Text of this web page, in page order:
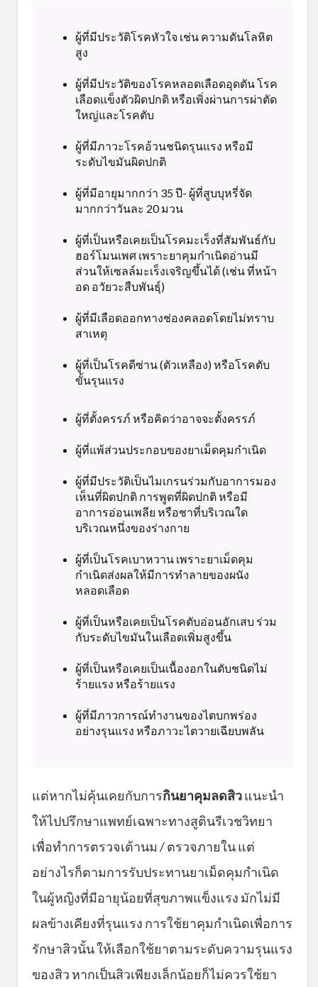
ผู้ที่มีประวัติโรคหัวใจ เช่น ความดันโลหิต
สูง
ผู้ที่มีประวัติของโรคหลอดเลือดอุดตัน โรค
เลือดแข็งตัวผิดปกติ หรือเพิ่งผ่านการผ่าตัด
ใหญ่และโรคตับ
ผู้ที่มีภาวะโรคอ้วนชนิดรุนแรง หรือมี
ระดับไขมันผิดปกติ
ผู้ที่มีอายุมากกว่า 35 ปี- ผู้ที่สูบบุหรี่จัด
มากกว่าวันละ 20 มวน
ผู้ที่เป็นหรือเคยเป็นโรคมะเร็งที่สัมพันธ์กับ
ฮอร์โมนเพศ เพราะยาคุมกำเนิดอ่านมี
ส่วนให้เซลล์มะเร็งเจริญขึ้นได้ (เช่น ที่หน้า
อด อวัยวะสืบพันธุ์)
ผู้ที่มีเลือดออกทางช่องคลอดโดยไม่ทราบ
สาเหตุ
ผู้ที่เป็นโรคดีซ่าน (ตัวเหลือง) หรือโรคตับ
ขั้นรุนแรง
ผู้ที่ตั้งครรภ์ หรือคิดว่าอาจจะตั้งครรภ์
ผู้ที่แพ้ส่วนประกอบของยาเม็ดคุมกำเนิด
ผู้ที่มีประวัติเป็นไมเกรนร่วมกับอาการมอง
เห็นที่ผิดปกติ การพูดที่ผิดปกติ หรือมี
อาการอ่อนเพลีย หรือชาที่บริเวณใด
บริเวณหนึ่งของร่างกาย
ผู้ที่เป็นโรคเบาหวาน เพราะยาเม็ดคุม
กำเนิดส่งผลให้มีการทำลายของผนัง
หลอดเลือด
ผู้ที่เป็นหรือเคยเป็นโรคตับอ่อนอักเสบ ร่วม
กับระดับไขมันในเลือดเพิ่มสูงขึ้น
ผู้ที่เป็นหรือเคยเป็นเนื้องอกในตับชนิดไม่
ร้ายแรง หรือร้ายแรง
ผู้ที่มีภาวการณ์ทำงานของไตบกพร่อง
อย่างรุนแรง หรือภาวะไตวายเฉียบพลัน
แต่หากไม่คุ้นเคยกับการกินยาคุมลดสิวแนะนำ
ให้ไปปรึกษาแพทย์เฉพาะทางสูตินรีเวชวิทยา
เพื่อทำการตรวจเต้านม / ตรวจภายใน แต่
อย่างไรก็ตามการรับประทานยาเม็ดคุมกำเนิด
ในผู้หญิงที่มีอายุน้อยที่สุขภาพแข็งแรง มักไม่มี
ผลข้างเคียงที่รุนแรง การใช้ยาคุมกำเนิดเพื่อการ
รักษาสิวนั้น ให้เลือกใช้ยาตามระดับความรุนแรง
ของสิว หากเป็นสิวเพียงเล็กน้อยก็ไม่ควรใช้ยา